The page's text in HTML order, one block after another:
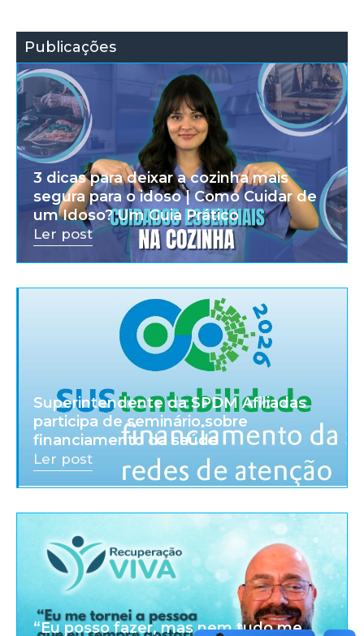
Publicações
3 dicas para deixar a cozinha mais
segura para o idoso | Como Cuidar de
um Idoso? Um Guia Prático
Ler post
Superintendente da SPDM Afiliadas
participa de seminário sobre
financiamento da saúde
Ler post
“Eu posso fazer, mas nem tudo me